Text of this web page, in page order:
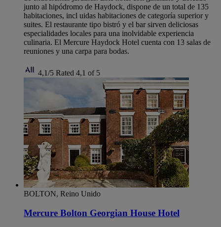
junto al hipódromo de Haydock, dispone de un total de 135
habitaciones, incl uidas habitaciones de categoría superior y
suites. El restaurante tipo bistró y el bar sirven deliciosas
especialidades locales para una inolvidable experiencia
culinaria. El Mercure Haydock Hotel cuenta con 13 salas de
reuniones y una carpa para bodas.
4,1/5 Rated 4,1 of 5
BOLTON, Reino Unido
Mercure Bolton Georgian House Hotel